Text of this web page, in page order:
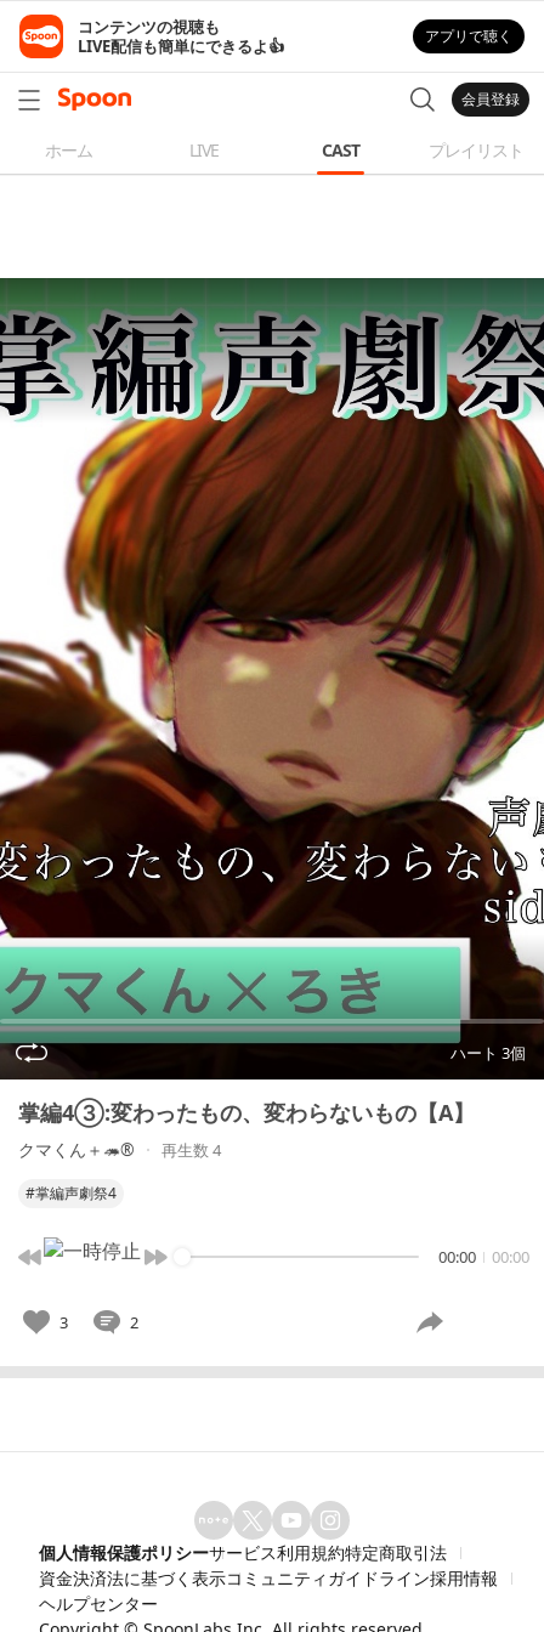
コンテンツの視聴も
LIVE配信も簡単にできるよ👍
アプリで聴く
会員登録
ホーム LIVE CAST プレイリスト
ハート 3個
掌編4③:変わったもの、変わらないもの【A】
クマくん＋🦔® 再生数 4
#掌編声劇祭4
00:00 00:00
3 2
個人情報保護ポリシーサービス利用規約特定商取引法
資金決済法に基づく表示コミュニティガイドライン採用情報
ヘルプセンター